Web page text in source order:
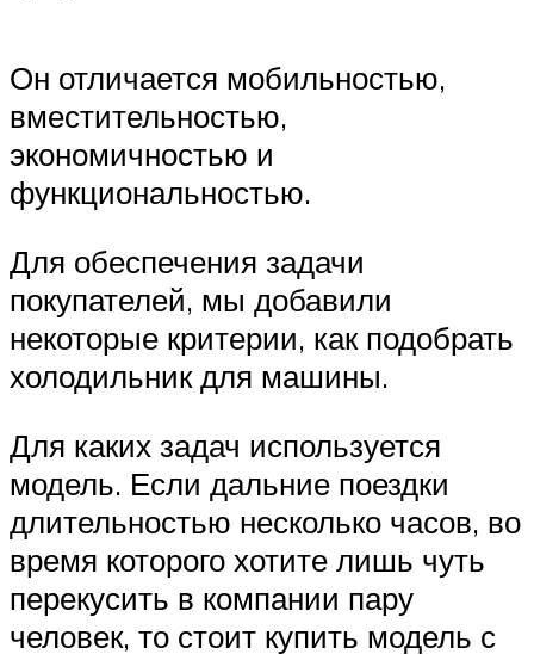
Он отличается мобильностью,
вместительностью,
экономичностью и
функциональностью.
Для обеспечения задачи
покупателей, мы добавили
некоторые критерии, как подобрать
холодильник для машины.
Для каких задач используется
модель. Если дальние поездки
длительностью несколько часов, во
время которого хотите лишь чуть
перекусить в компании пару
человек, то стоит купить модель с